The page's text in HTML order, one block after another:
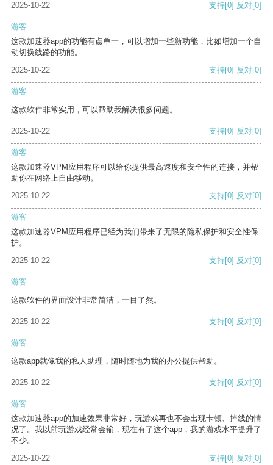
2025-10-22 支持[0] 反对[0]
游客
这款加速器app的功能有点单一，可以增加一些新功能，比如增加一个自
动切换线路的功能。
2025-10-22
支持[0] 反对[0]
游客
这款软件非常实用，可以帮助我解决很多问题。
2025-10-22 支持[0] 反对[0]
游客
这款加速器VPM应用程序可以给你提供最高速度和安全性的连接，并帮
助你在网络上自由移动。
2025-10-22
支持[0] 反对[0]
游客
这款加速器VPM应用程序已经为我们带来了无限的隐私保护和安全性保
护。
2025-10-22
支持[0] 反对[0]
游客
这款软件的界面设计非常简洁，一目了然。
2025-10-22 支持[0] 反对[0]
游客
这款app就像我的私人助理，随时随地为我的办公提供帮助。
2025-10-22 支持[0] 反对[0]
游客
这款加速器app的加速效果非常好，玩游戏再也不会出现卡顿、掉线的情
况了。我以前玩游戏经常会输，现在有了这个app，我的游戏水平提升了
不少。
2025-10-22
支持[0] 反对[0]